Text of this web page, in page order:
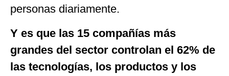
personas diariamente.
Y es que las 15 compañías más
grandes del sector controlan el 62% de
las tecnologías, los productos y los